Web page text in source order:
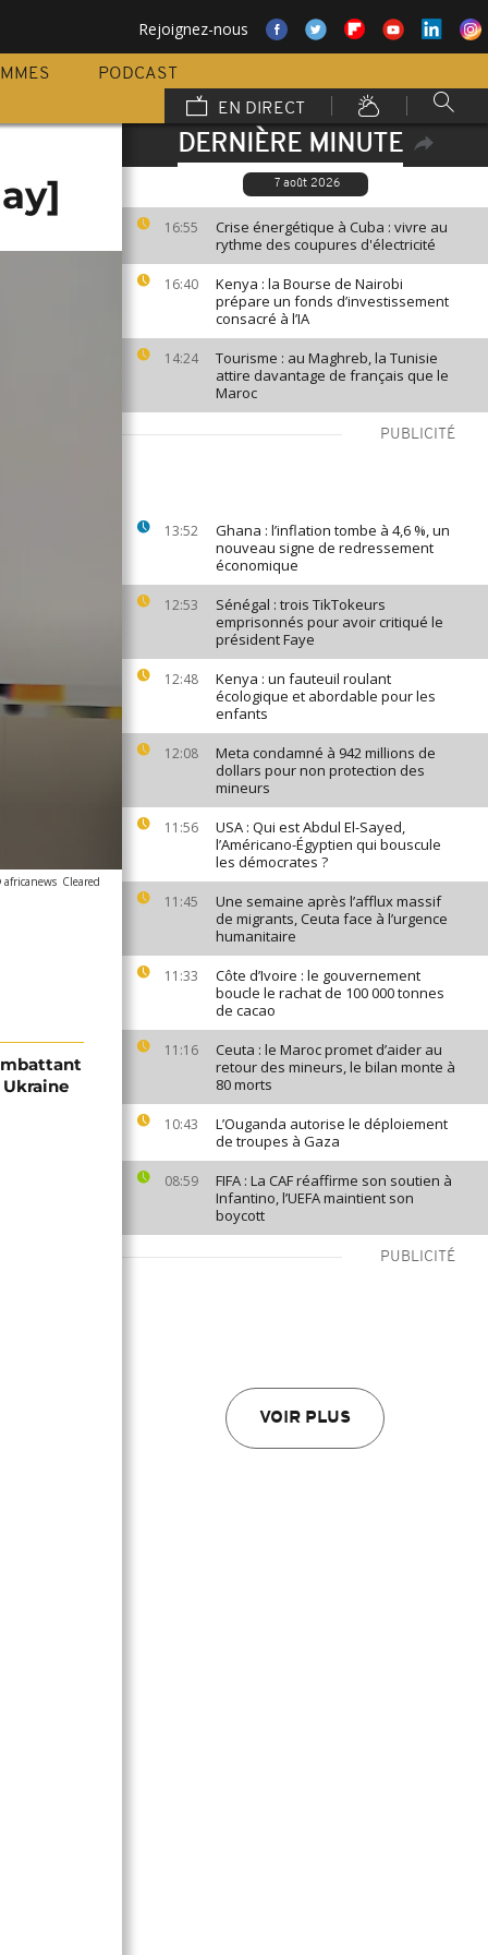
Rejoignez-nous
PODCAST
EN DIRECT
DERNIÈRE MINUTE
7 août 2026
16:55
Crise énergétique à Cuba : vivre au
rythme des coupures d'électricité
16:40
Kenya : la Bourse de Nairobi
prépare un fonds d’investissement
consacré à l’IA
14:24
Tourisme : au Maghreb, la Tunisie
attire davantage de français que le
Maroc
PUBLICITÉ
13:52
Ghana : l’inflation tombe à 4,6 %, un
nouveau signe de redressement
économique
12:53
Sénégal : trois TikTokeurs
emprisonnés pour avoir critiqué le
président Faye
12:48
Kenya : un fauteuil roulant
écologique et abordable pour les
enfants
12:08
Meta condamné à 942 millions de
dollars pour non protection des
mineurs
11:56
USA : Qui est Abdul El-Sayed,
l’Américano-Égyptien qui bouscule
les démocrates ?
11:45
Une semaine après l’afflux massif
de migrants, Ceuta face à l’urgence
humanitaire
11:33
Côte d’Ivoire : le gouvernement
boucle le rachat de 100 000 tonnes
de cacao
11:16
Ceuta : le Maroc promet d’aider au
retour des mineurs, le bilan monte à
80 morts
10:43
L’Ouganda autorise le déploiement
de troupes à Gaza
08:59
FIFA : La CAF réaffirme son soutien à
Infantino, l’UEFA maintient son
boycott
PUBLICITÉ
VOIR PLUS
Cleared